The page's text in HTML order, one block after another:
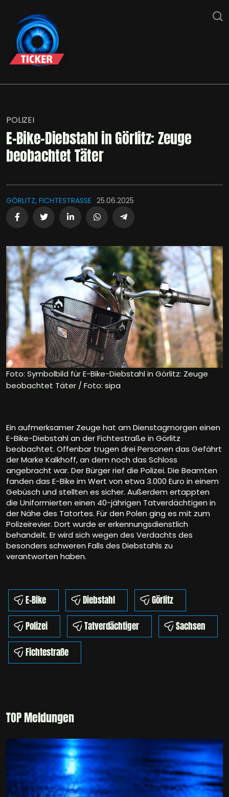
POLIZEI
E-Bike-Diebstahl in Görlitz: Zeuge
beobachtet Täter
GÖRLITZ, FICHTESTRASSE 25.06.2025
Foto: Symbolbild für E-Bike-Diebstahl in Görlitz: Zeuge
beobachtet Täter / Foto: sipa
Ein aufmerksamer Zeuge hat am Dienstagmorgen einen
E-Bike-Diebstahl an der Fichtestraße in Görlitz
beobachtet. Offenbar trugen drei Personen das Gefährt
der Marke Kalkhoff, an dem noch das Schloss
angebracht war. Der Bürger rief die Polizei. Die Beamten
fanden das E-Bike im Wert von etwa 3.000 Euro in einem
Gebüsch und stellten es sicher. Außerdem ertappten
die Uniformierten einen 40-jährigen Tatverdächtigen in
der Nähe des Tatortes. Für den Polen ging es mit zum
Polizeirevier. Dort wurde er erkennungsdienstlich
behandelt. Er wird sich wegen des Verdachts des
besonders schweren Falls des Diebstahls zu
verantworten haben.
E-Bike Diebstahl
Görlitz
Polizei
Tatverdächtiger
Sachsen
Fichtestraße
TOP Meldungen